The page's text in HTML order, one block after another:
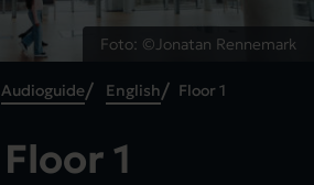
Foto: ©Jonatan Rennemark
Audioguide English Floor 1
Floor 1